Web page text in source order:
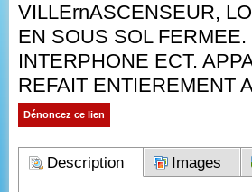
VILLErnASCENSEUR,
EN SOUS SOL
INTERPHONE ECT.
REFAIT ENTIEREMENT
Dénoncez ce lien
Description Images